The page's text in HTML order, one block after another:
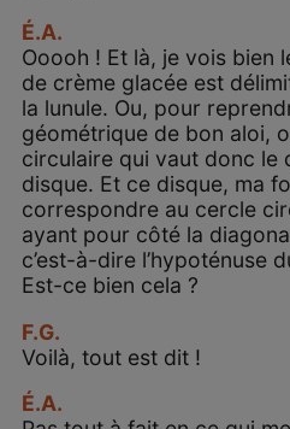
É.A.
Ooooh ! Et là, je vois bien
de crème glacée est
la lunule. Ou, pour
géométrique de bon aloi,
circulaire qui vaut donc le
disque. Et ce disque, ma
correspondre au cercle
ayant pour côté la
c’est-à-dire l’hypoténuse
Est-ce bien cela ?
F.G.
Voilà, tout est dit !
É.A.